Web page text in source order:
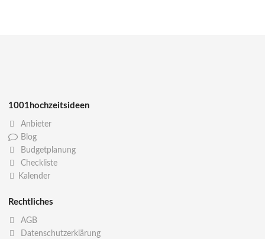
1001hochzeitsideen
Anbieter
Blog
Budgetplanung
Checkliste
Kalender
Rechtliches
AGB
Datenschutzerklärung